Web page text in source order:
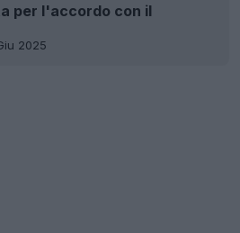
per l'accordo con il
2025